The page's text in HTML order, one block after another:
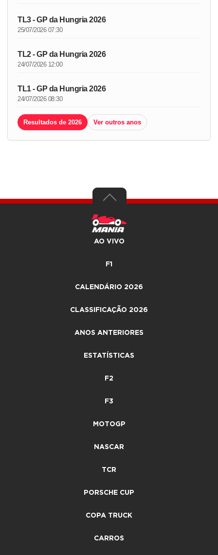
TL3 - GP da Hungria 2026
25/07/2026 07:30
TL2 - GP da Hungria 2026
24/07/2026 12:00
TL1 - GP da Hungria 2026
24/07/2026 08:30
Resultados de 2026 Ver outros anos
AO VIVO
F1
CALENDÁRIO 2026
CLASSIFICAÇÃO 2026
ANOS ANTERIORES
ESTATÍSTICAS
F2
F3
MOTOGP
NASCAR
TCR
PORSCHE CUP
COPA TRUCK
CARROS